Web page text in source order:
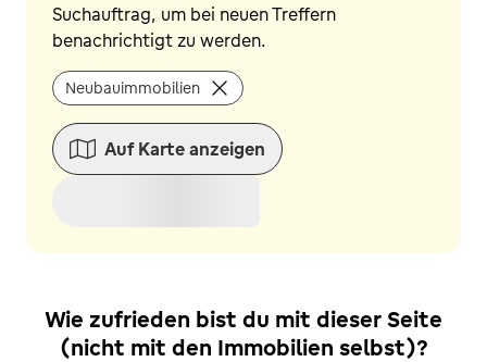
Suchauftrag, um bei neuen Treffern
benachrichtigt zu werden.
Neubauimmobilien
Auf Karte anzeigen
Wie zufrieden bist du mit dieser Seite
(nicht mit den Immobilien selbst)?